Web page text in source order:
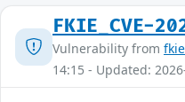
FKIE_CVE-
Vulnerability from
14:15 - Updated: